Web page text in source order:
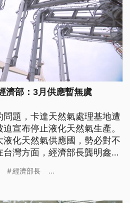
濟部：3月供應暫無虞
題，卡達天然氣處理基地遭
宣布停止液化天然氣生產。
化天然氣供應國，勢必對不
灣方面，經濟部長龔明鑫表
天然氣的占比，並且和日本、
經濟部長 ...